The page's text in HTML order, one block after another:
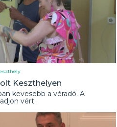
Keszthelyen
kevesebb a véradó. A
vért.